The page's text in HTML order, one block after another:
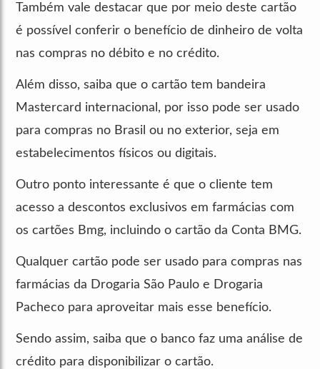
Também vale destacar que por meio deste cartão
é possível conferir o benefício de dinheiro de volta
nas compras no débito e no crédito.
Além disso, saiba que o cartão tem bandeira
Mastercard internacional, por isso pode ser usado
para compras no Brasil ou no exterior, seja em
estabelecimentos físicos ou digitais.
Outro ponto interessante é que o cliente tem
acesso a descontos exclusivos em farmácias com
os cartões Bmg, incluindo o cartão da Conta BMG.
Qualquer cartão pode ser usado para compras nas
farmácias da Drogaria São Paulo e Drogaria
Pacheco para aproveitar mais esse benefício.
Sendo assim, saiba que o banco faz uma análise de
crédito para disponibilizar o cartão.